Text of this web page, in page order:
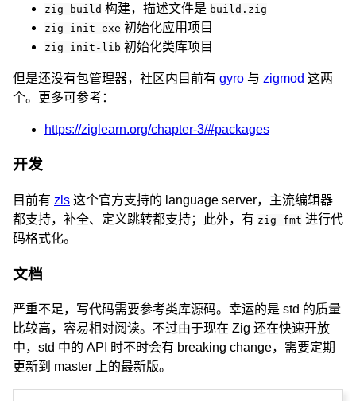
zig build 构建，描述文件是 build.zig
zig init-exe 初始化应用项目
zig init-lib 初始化类库项目
但是还没有包管理器，社区内目前有 gyro 与 zigmod 这两
个。更多可参考：
https://ziglearn.org/chapter-3/#packages
开发
目前有 zls 这个官方支持的 language server，主流编辑器
都支持，补全、定义跳转都支持；此外，有 zig fmt 进行代
码格式化。
文档
严重不足，写代码需要参考类库源码。幸运的是 std 的质量
比较高，容易相对阅读。不过由于现在 Zig 还在快速开放
中，std 中的 API 时不时会有 breaking change，需要定期
更新到 master 上的最新版。